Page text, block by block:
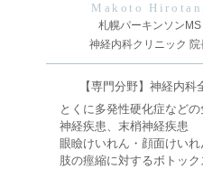
Makoto
札幌パーキンソンMS
神経内科クリニック 院
【専門分野】神経内科
とくに多発性硬化症などの
神経疾患、末梢神経疾患
眼瞼けいれん・顔面けいれ
肢の痙縮に対するボトッ